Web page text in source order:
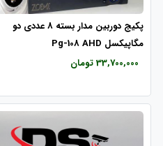
پکیج دوربین مدار بسته 8 عددی دو
مگاپیکسل Pg-108 AHD
33,700,000 تومان